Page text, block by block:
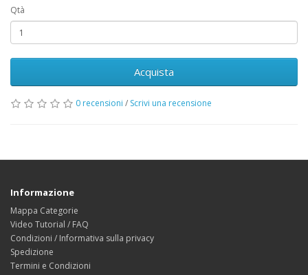
Qtà
Acquista
0 recensioni / Scrivi una recensione
Informazione
Mappa Categorie
Video Tutorial / FAQ
Condizioni / Informativa sulla privacy
Spedizione
Termini e Condizioni